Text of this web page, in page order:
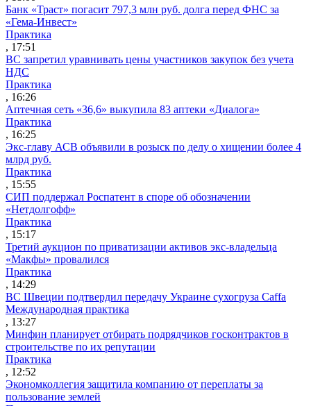
Банк «Траст» погасит 797,3 млн руб. долга перед ФНС за
«Гема-Инвест»
Практика
, 17:51
ВС запретил уравнивать цены участников закупок без учета
НДС
Практика
, 16:26
Аптечная сеть «36,6» выкупила 83 аптеки «Диалога»
Практика
, 16:25
Экс-главу АСВ объявили в розыск по делу о хищении более 4
млрд руб.
Практика
, 15:55
СИП поддержал Роспатент в споре об обозначении
«Нетдолгофф»
Практика
, 15:17
Третий аукцион по приватизации активов экс-владельца
«Макфы» провалился
Практика
, 14:29
ВС Швеции подтвердил передачу Украине сухогруза Caffa
Международная практика
, 13:27
Минфин планирует отбирать подрядчиков госконтрактов в
строительстве по их репутации
Практика
, 12:52
Экономколлегия защитила компанию от переплаты за
пользование землей